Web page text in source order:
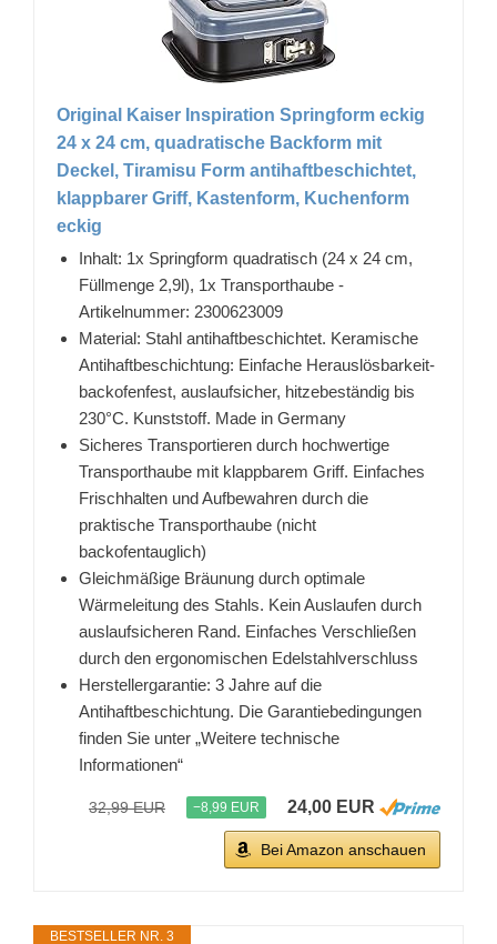
Original Kaiser Inspiration Springform eckig
24 x 24 cm, quadratische Backform mit
Deckel, Tiramisu Form antihaftbeschichtet,
klappbarer Griff, Kastenform, Kuchenform
eckig
Inhalt: 1x Springform quadratisch (24 x 24 cm,
Füllmenge 2,9l), 1x Transporthaube -
Artikelnummer: 2300623009
Material: Stahl antihaftbeschichtet. Keramische
Antihaftbeschichtung: Einfache Herauslösbarkeit-
backofenfest, auslaufsicher, hitzebeständig bis
230°C. Kunststoff. Made in Germany
Sicheres Transportieren durch hochwertige
Transporthaube mit klappbarem Griff. Einfaches
Frischhalten und Aufbewahren durch die
praktische Transporthaube (nicht
backofentauglich)
Gleichmäßige Bräunung durch optimale
Wärmeleitung des Stahls. Kein Auslaufen durch
auslaufsicheren Rand. Einfaches Verschließen
durch den ergonomischen Edelstahlverschluss
Herstellergarantie: 3 Jahre auf die
Antihaftbeschichtung. Die Garantiebedingungen
finden Sie unter „Weitere technische
Informationen“
32,99 EUR −8,99 EUR 24,00 EUR
Bei Amazon anschauen
BESTSELLER NR. 3